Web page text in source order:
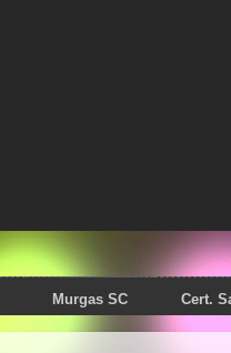
Murgas SC Cert.